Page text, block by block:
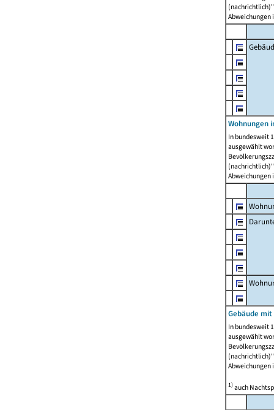
Abweichungen
Wohnungen
In bundesweit
ausgewählt
Abweichungen
Gebäude
In bundesweit
ausgewählt
Abweichungen
1)auch